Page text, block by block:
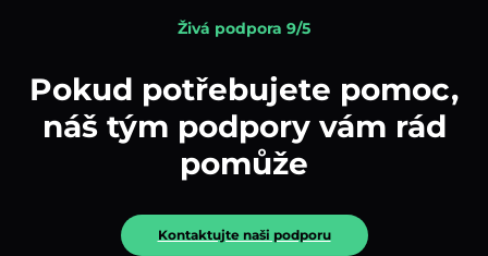
Živá podpora 9/5
Pokud potřebujete pomoc,
náš tým podpory vám rád
pomůže
Kontaktujte naši podporu